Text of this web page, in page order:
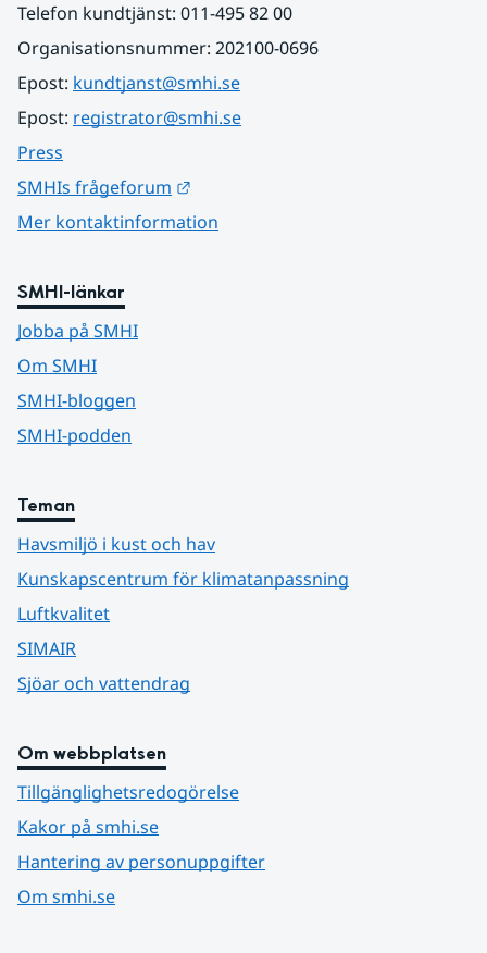
Telefon kundtjänst: 011-495 82 00
Organisationsnummer: 202100-0696
Epost: kundtjanst@smhi.se
Epost: registrator@smhi.se
Press
SMHIs frågeforum
Mer kontaktinformation
SMHI-länkar
Jobba på SMHI
Om SMHI
SMHI-bloggen
SMHI-podden
Teman
Havsmiljö i kust och hav
Kunskapscentrum för klimatanpassning
Luftkvalitet
SIMAIR
Sjöar och vattendrag
Om webbplatsen
Tillgänglighetsredogörelse
Kakor på smhi.se
Hantering av personuppgifter
Om smhi.se